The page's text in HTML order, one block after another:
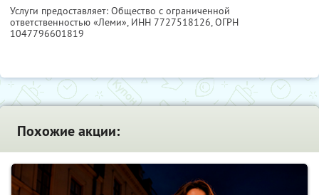
Услуги предоставляет: Общество с ограниченной
ответственностью «Леми», ИНН 7727518126, ОГРН
1047796601819
Похожие акции: